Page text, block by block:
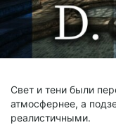
Свет и тени были
атмосфернее, а
реалистичными.